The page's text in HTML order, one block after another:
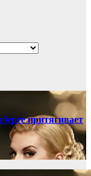
притягивает